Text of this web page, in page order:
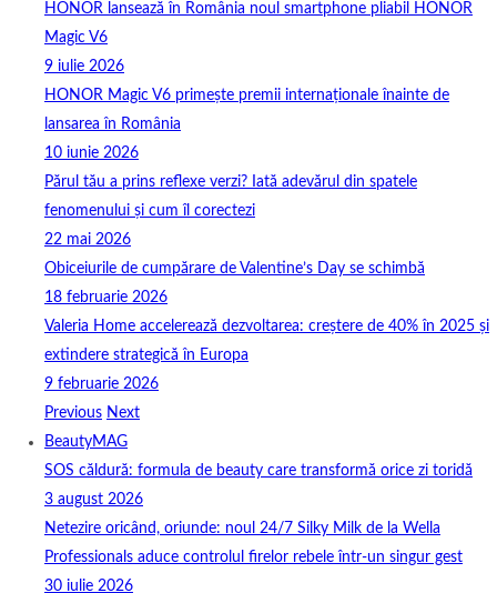
HONOR lansează în România noul smartphone pliabil HONOR
Magic V6
9 iulie 2026
HONOR Magic V6 primește premii internaționale înainte de
lansarea în România
10 iunie 2026
Părul tău a prins reflexe verzi? Iată adevărul din spatele
fenomenului și cum îl corectezi
22 mai 2026
Obiceiurile de cumpărare de Valentine’s Day se schimbă
18 februarie 2026
Valeria Home accelerează dezvoltarea: creștere de 40% în 2025 și
extindere strategică în Europa
9 februarie 2026
Previous Next
BeautyMAG
SOS căldură: formula de beauty care transformă orice zi toridă
3 august 2026
Netezire oricând, oriunde: noul 24/7 Silky Milk de la Wella
Professionals aduce controlul firelor rebele într-un singur gest
30 iulie 2026